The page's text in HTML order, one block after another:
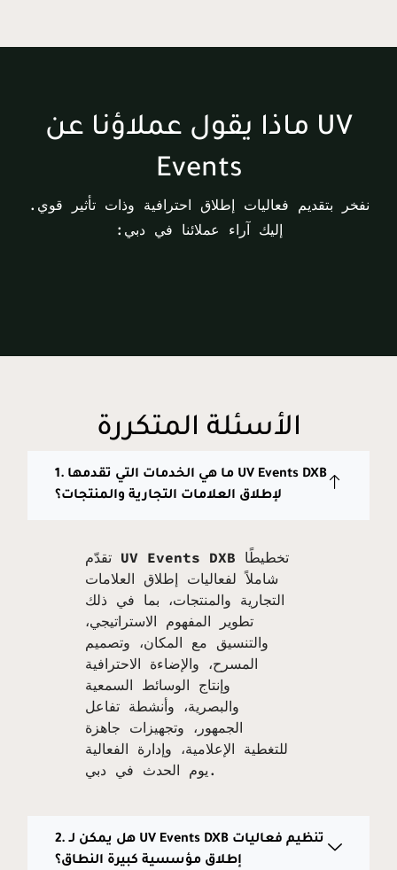
ماذا يقول عملاؤنا عن UV
Events
نفخر بتقديم فعاليات إطلاق احترافية وذات تأثير قوي.
إليك آراء عملائنا في دبي:
الأسئلة المتكررة
1. ما هي الخدمات التي تقدمها UV Events DXB
لإطلاق العلامات التجارية والمنتجات؟
UV Events DXB
شاملاً لفعاليات إطلاق العلامات
التجارية والمنتجات، بما في ذلك
تطوير المفهوم الاستراتيجي،
والتنسيق مع المكان، وتصميم
المسرح، والإضاءة الاحترافية
وإنتاج الوسائط السمعية
والبصرية، وأنشطة تفاعل
الجمهور، وتجهيزات جاهزة
للتغطية الإعلامية، وإدارة الفعالية
يوم الحدث في دبي.
2. هل يمكن لـ UV Events DXB تنظيم فعاليات
إطلاق مؤسسية كبيرة النطاق؟